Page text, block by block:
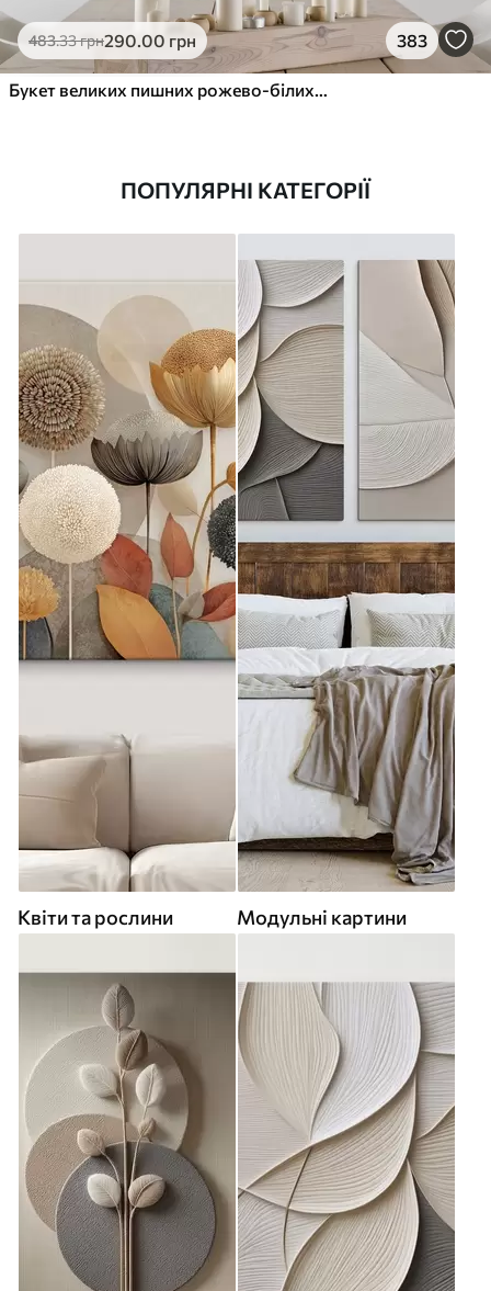
483.33грн290.00 грн 383
Букет великих пишних рожево-білих квітів півонії із зеленим листям на м’якому розмитому фоні
ПОПУЛЯРНІ КАТЕГОРІЇ
Квіти та рослини Модульні картини